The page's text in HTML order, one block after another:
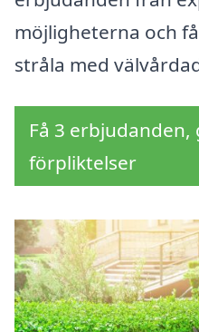
möjligheterna och
stråla med
Få 3
förpliktelser